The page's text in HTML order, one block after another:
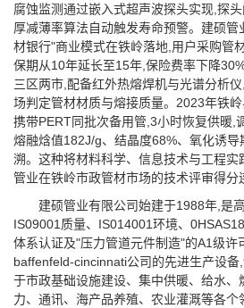
腐蚀监测通过嵌入式超声波探头实现,探
厚减薄率算法自动触发寿命预警。建硕
材银行"商业模式在铁岭落地,用户采购管
保期从10年延长至15年,保险费率下降
三区两市,配备红外热熔焊机与光谱分析
场判定管材材质与熔接质量。2023年铁
携带PERT同批次备用管,3小时恢复供暖,
熔融焓值182J/g、结晶度68%、氧化诱
溯。这种将材料科学、信息技术与工程实
管业在铁岭市政管材市场的技术评审得分
建硕管业有限公司始建于1988年,是
IS09001质量、IS014001环境、
体系认证及"压力管道元件制造"的A1级许
baffenfeld-cincinnati公司的先进生产设备
于市政基础设施建设、集中供暖、给水、
力、通讯、海产品养殖、农业灌溉等各个